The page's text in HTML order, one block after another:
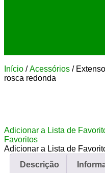
Início /Acessórios /
rosca redonda
Adicionar a Lista de
Favoritos
Adicionar a Lista de
Descrição